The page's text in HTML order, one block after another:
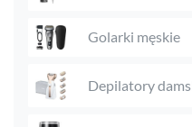
Golarki męskie
Depilatory